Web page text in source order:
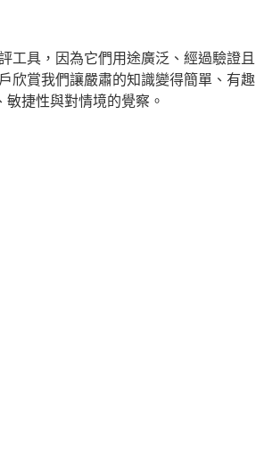
工具，因為它們用途廣泛、經過驗證且
欣賞我們讓嚴肅的知識變得簡單、有趣
捷性與對情境的覺察。